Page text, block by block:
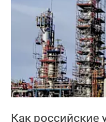
Как российские